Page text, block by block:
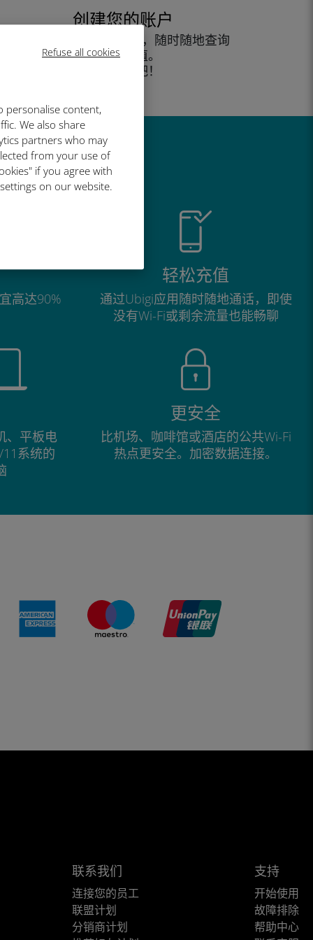
Refuse all cookies
personalise content,
We also share
partners who may
from your use of
if you agree with
on our website.
创建您的账户
开始使用您的数据套餐，随时随地查询
余额并充值。
尽情享受吧！
高达90%
轻松充值
通过Ubigi应用随时随地通话，即使
没有Wi-Fi或剩余流量也能畅聊
、平板电
系统的
更安全
比机场、咖啡馆或酒店的公共Wi-Fi
热点更安全。加密数据连接。
联系我们
连接您的员工
联盟计划
分销商计划
支持
开始使用
故障排除
帮助中心